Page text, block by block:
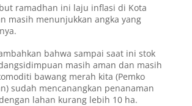
ramadhan ini laju inflasi di Kota
masih menunjukkan angka yang
bahwa sampai saat ini stok
masih aman dan masih
bawang merah kita (Pemko
sudah mencanangkan penanaman
lahan kurang lebih 10 ha.